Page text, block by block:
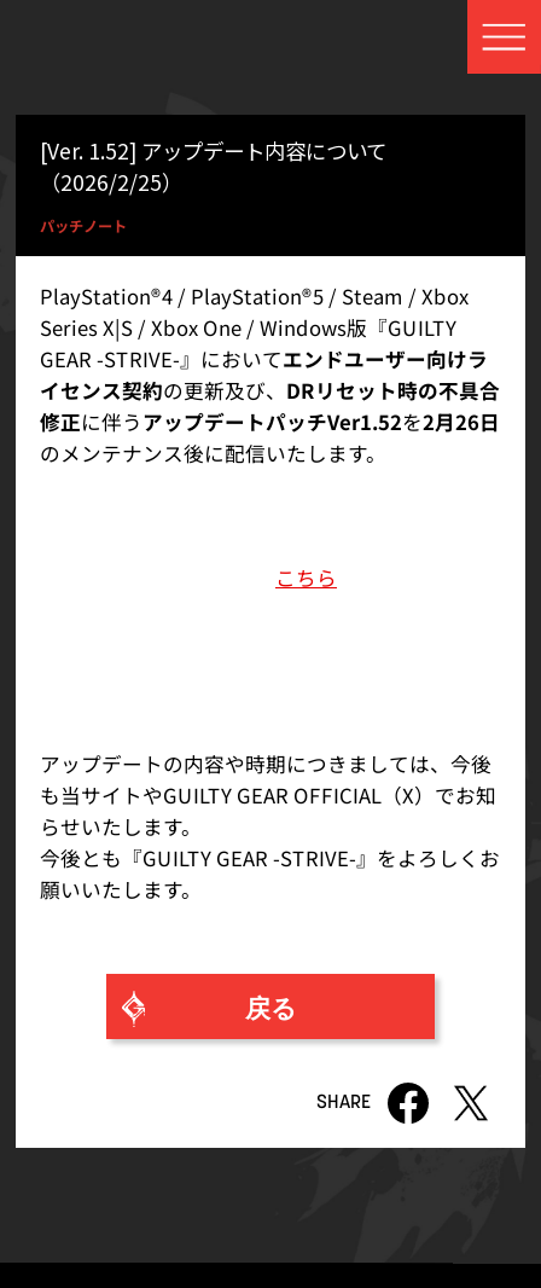
[Ver. 1.52] アップデート内容について
（2026/2/25）
パッチノート
PlayStation®4 / PlayStation®5 / Steam / Xbox
Series X|S / Xbox One / Windows版『GUILTY
GEAR -STRIVE-』においてエンドユーザー向けラ
イセンス契約の更新及び、 DRリセット時の不具合
修正に伴うアップデートパッチVer1.52を2月26日
のメンテナンス後に配信いたします。
こちら
アップデートの内容や時期につきましては、今後
も当サイトやGUILTY GEAR OFFICIAL（X）でお知
らせいたします。
今後とも『GUILTY GEAR -STRIVE-』をよろしくお
願いいたします。
戻る